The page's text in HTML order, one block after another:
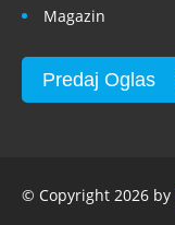
Magazin
Predaj Oglas
© Copyright 2026 by